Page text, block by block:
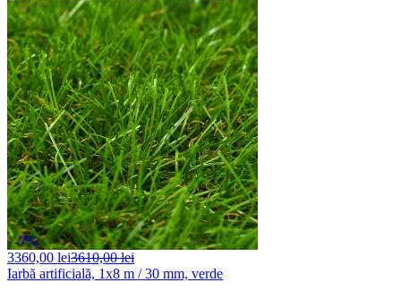
-7%
3360,00 lei3610,00 lei
Iarbă artificială, 1x8 m / 30 mm, verde